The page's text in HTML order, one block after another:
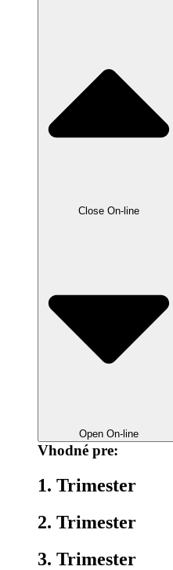
Close On-line
Open On-line
Vhodné pre:
1. Trimester
2. Trimester
3. Trimester